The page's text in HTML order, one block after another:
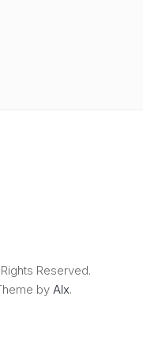
Reserved.
by Alx.